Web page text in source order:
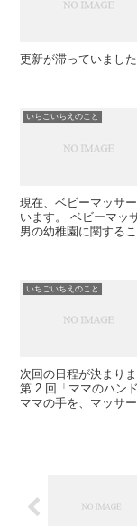
更新が滞っていました
いちごいちえのこと
現在、ベビーマッサ
います。 ベビーマッサージ教室の開講よりも、 地域の親子活動や長
男の幼稚園に関するこ
いちごいちえのこと
次回の日程が決まりました
第 2 回「ママのハンドトリー
ママの手を、マッサ